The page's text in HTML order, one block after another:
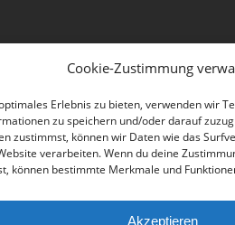
Cookie-Zustimmung
Erlebnis zu bieten, verwenden wir
zu speichern und/oder darauf
zustimmst, können wir Daten wie das
verarbeiten. Wenn du deine
können bestimmte Merkmale und
Akzeptieren